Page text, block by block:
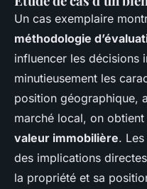
Un cas exemplaire
méthodologie
influencer les décisions
minutieusement les
position géographique,
marché local, on
valeur immobilière.
des implications
la propriété et sa